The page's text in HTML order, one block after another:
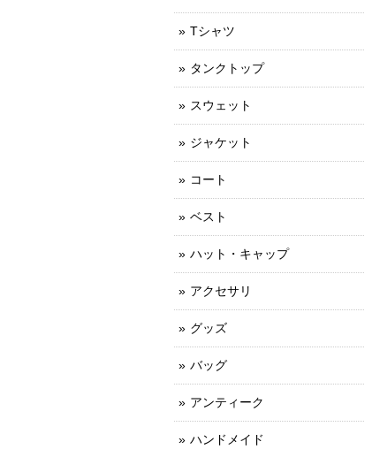
Tシャツ
タンクトップ
スウェット
ジャケット
コート
ベスト
ハット・キャップ
アクセサリ
グッズ
バッグ
アンティーク
ハンドメイド